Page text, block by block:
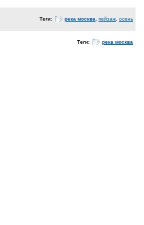
Теги: река москва пейзаж осень
Теги: река москва